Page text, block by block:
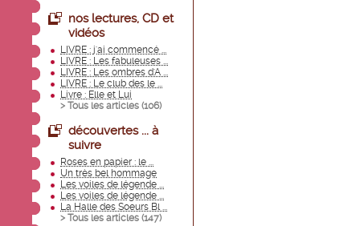
nos lectures, CD et
vidéos
LIVRE : j'ai commencé ...
LIVRE : Les fabuleuses ...
LIVRE : Les ombres d'A ...
LIVRE : Le club des le ...
Livre : Elle et Lui
> Tous les articles (106)
découvertes ... à
suivre
Roses en papier : le ...
Un très bel hommage
Les voiles de légende ...
Les voiles de légende ...
La Halle des Soeurs Bl ...
> Tous les articles (147)